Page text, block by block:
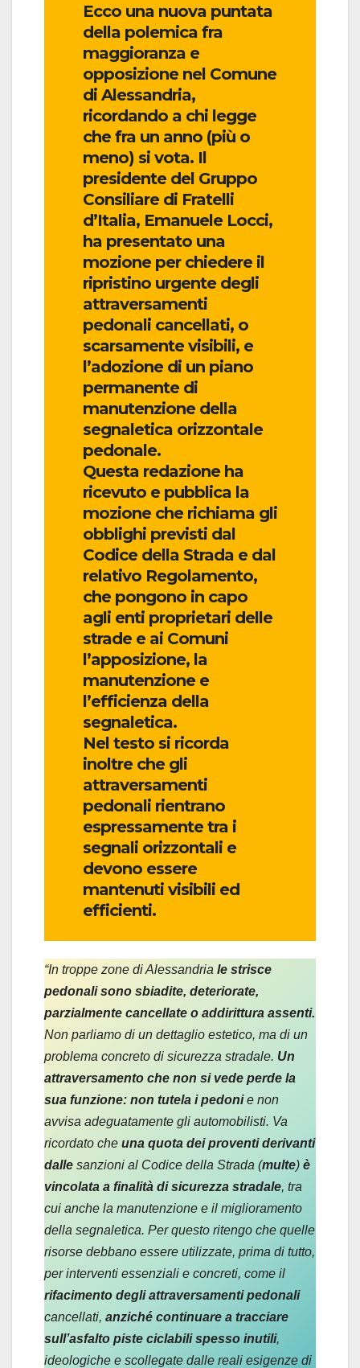
Ecco una nuova puntata
della polemica fra
maggioranza e
opposizione nel Comune
di Alessandria,
ricordando a chi legge
che fra un anno (più o
meno) si vota. Il
presidente del Gruppo
Consiliare di Fratelli
d’Italia, Emanuele Locci,
ha presentato una
mozione per chiedere il
ripristino urgente degli
attraversamenti
pedonali cancellati, o
scarsamente visibili, e
l’adozione di un piano
permanente di
manutenzione della
segnaletica orizzontale
pedonale.
Questa redazione ha
ricevuto e pubblica la
mozione che richiama gli
obblighi previsti dal
Codice della Strada e dal
relativo Regolamento,
che pongono in capo
agli enti proprietari delle
strade e ai Comuni
l’apposizione, la
manutenzione e
l’efficienza della
segnaletica.
Nel testo si ricorda
inoltre che gli
attraversamenti
pedonali rientrano
espressamente tra i
segnali orizzontali e
devono essere
mantenuti visibili ed
efficienti.
“In troppe zone di Alessandria le strisce
pedonali sono sbiadite, deteriorate,
parzialmente cancellate o addirittura assenti.
Non parliamo di un dettaglio estetico, ma di un
problema concreto di sicurezza stradale. Un
attraversamento che non si vede perde la
sua funzione: non tutela i pedonie non
avvisa adeguatamente gli automobilisti. Va
ricordato che una quota dei proventi derivanti
dalle sanzioni al Codice della Strada (multe) è
vincolata a finalità di sicurezza stradale, tra
cui anche la manutenzione e il miglioramento
della segnaletica. Per questo ritengo che quelle
risorse debbano essere utilizzate, prima di tutto,
per interventi essenziali e concreti, come il
rifacimento degli attraversamenti pedonali
cancellati, anziché continuare a tracciare
sull’asfalto piste ciclabili spesso inutili,
ideologiche e scollegate dalle reali esigenze di